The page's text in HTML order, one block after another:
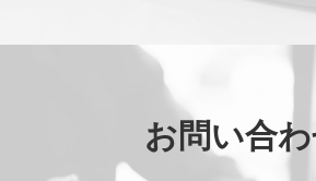
お問い合